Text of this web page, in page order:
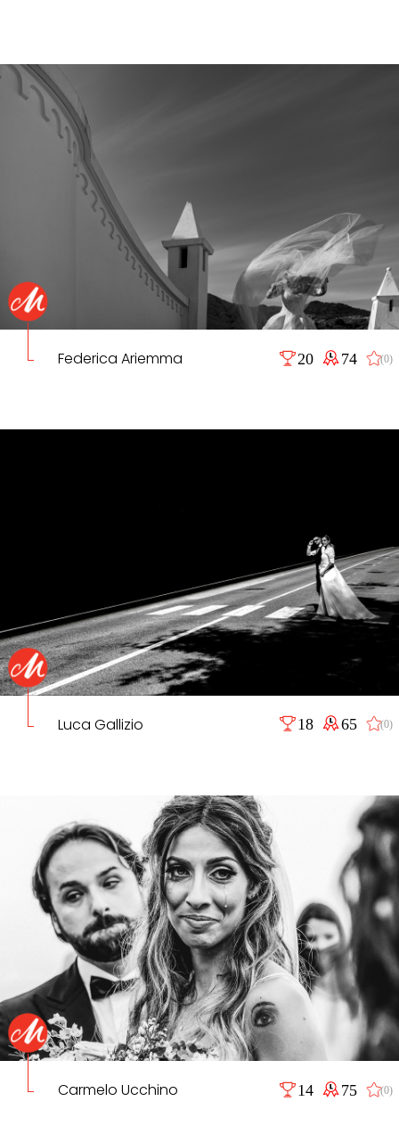
Federica Ariemma 20 74 (0)
Luca Gallizio 18 65 (0)
Carmelo Ucchino 14 75 (0)